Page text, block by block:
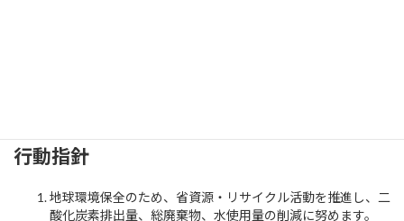
行動指針
地球環境保全のため、省資源・リサイクル活動を推進し、二
酸化炭素排出量、総廃棄物、水使用量の削減に努めます。